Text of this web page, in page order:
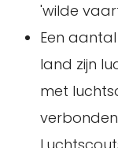
'wilde
Een
land zijn
met